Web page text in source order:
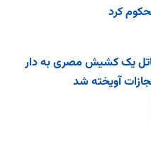
کرد
یک کشیش مصری به دار
آویخته شد